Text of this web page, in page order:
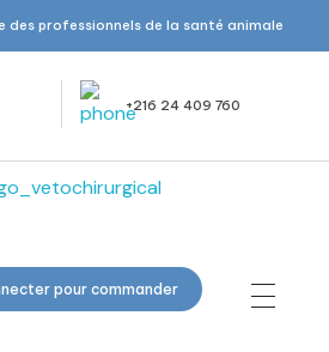
des professionnels de la santé animale
+216 24 409 760
pour commander